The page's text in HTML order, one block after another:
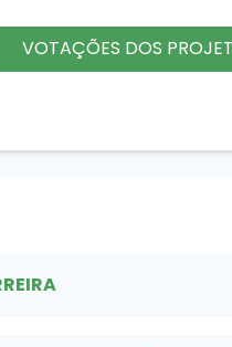
VOTAÇÕES DOS